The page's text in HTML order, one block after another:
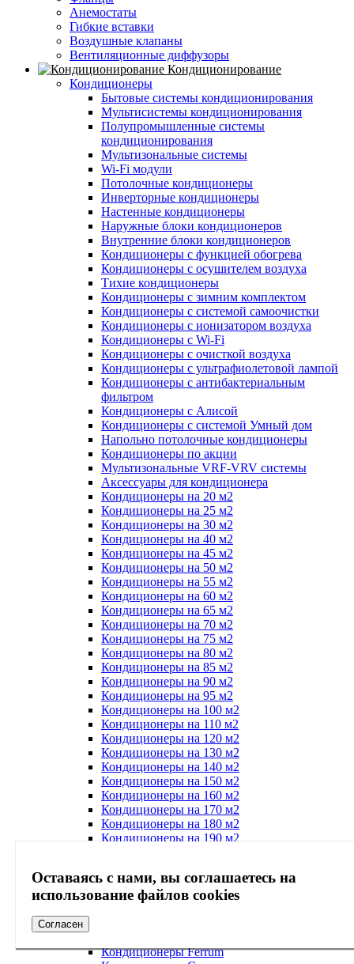
Оставаясь с нами, вы соглашаетесь на
использование файлов cookies
Согласен
Анемостаты
Гибкие вставки
Воздушные клапаны
Вентиляционные диффузоры
Кондиционирование
Кондиционеры
Бытовые системы кондиционирования
Мультисистемы кондиционирования
Полупромышленные системы
кондиционирования
Мультизональные системы
Wi-Fi модули
Потолочные кондиционеры
Инверторные кондиционеры
Настенные кондиционеры
Наружные блоки кондиционеров
Внутренние блоки кондиционеров
Кондиционеры с функцией обогрева
Кондиционеры с осушителем воздуха
Тихие кондиционеры
Кондиционеры с зимним комплектом
Кондиционеры с системой самоочистки
Кондиционеры с ионизатором воздуха
Кондиционеры с Wi-Fi
Кондиционеры с очисткой воздуха
Кондиционеры с ультрафиолетовой лампой
Кондиционеры с антибактериальным
фильтром
Кондиционеры с Алисой
Кондиционеры с системой Умный дом
Напольно потолочные кондиционеры
Кондиционеры по акции
Мультизональные VRF-VRV системы
Аксессуары для кондиционера
Кондиционеры на 20 м2
Кондиционеры на 25 м2
Кондиционеры на 30 м2
Кондиционеры на 40 м2
Кондиционеры на 45 м2
Кондиционеры на 50 м2
Кондиционеры на 55 м2
Кондиционеры на 60 м2
Кондиционеры на 65 м2
Кондиционеры на 70 м2
Кондиционеры на 75 м2
Кондиционеры на 80 м2
Кондиционеры на 85 м2
Кондиционеры на 90 м2
Кондиционеры на 95 м2
Кондиционеры на 100 м2
Кондиционеры на 110 м2
Кондиционеры на 120 м2
Кондиционеры на 130 м2
Кондиционеры на 140 м2
Кондиционеры на 150 м2
Кондиционеры на 160 м2
Кондиционеры на 170 м2
Кондиционеры на 180 м2
Кондиционеры на 190 м2
Кондиционеры на 400 м2
Кондиционеры на 35 м2
Кондиционеры Ferrum